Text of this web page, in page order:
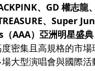
、GD 權志龍
、Super
AAA）亞洲明星盛典
密集且高規格的市
大型演唱會與國際